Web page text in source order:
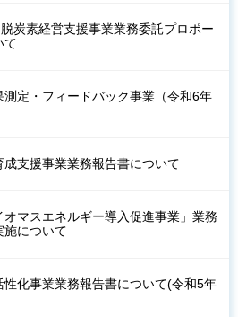
炭素経営支援事業業務委託プロポー
て
定・フィードバック事業（令和6年
支援事業業務報告書について
マスエネルギー導入促進事業」業務
施について
化事業業務報告書について(令和5年